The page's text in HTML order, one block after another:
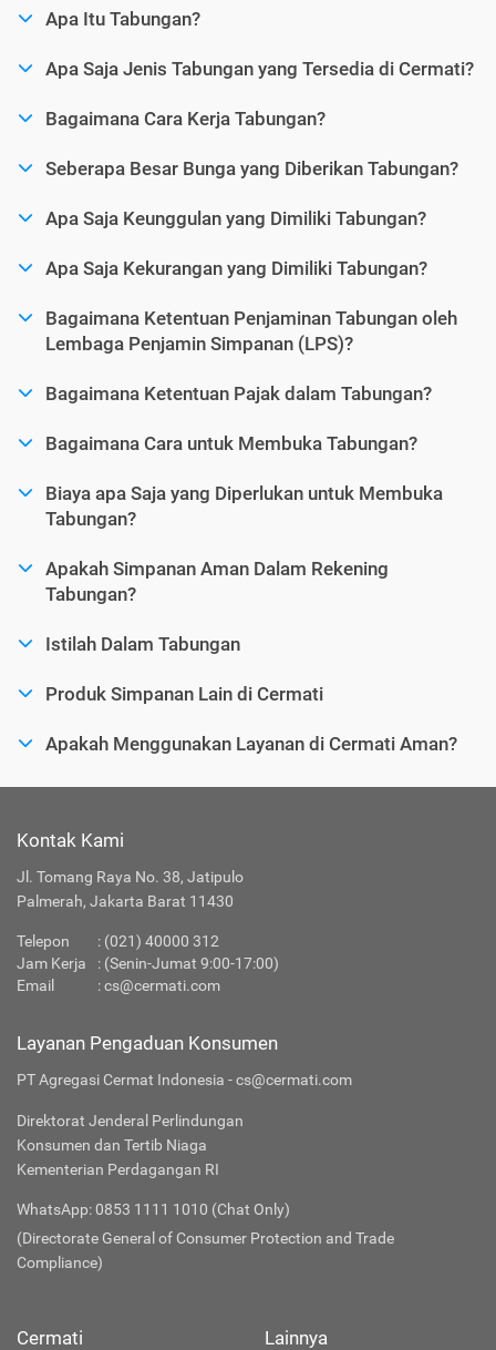
Apa Itu Tabungan?
Apa Saja Jenis Tabungan yang Tersedia di Cermati?
Bagaimana Cara Kerja Tabungan?
Seberapa Besar Bunga yang Diberikan Tabungan?
Apa Saja Keunggulan yang Dimiliki Tabungan?
Apa Saja Kekurangan yang Dimiliki Tabungan?
Bagaimana Ketentuan Penjaminan Tabungan oleh
Lembaga Penjamin Simpanan (LPS)?
Bagaimana Ketentuan Pajak dalam Tabungan?
Bagaimana Cara untuk Membuka Tabungan?
Biaya apa Saja yang Diperlukan untuk Membuka
Tabungan?
Apakah Simpanan Aman Dalam Rekening
Tabungan?
Istilah Dalam Tabungan
Produk Simpanan Lain di Cermati
Apakah Menggunakan Layanan di Cermati Aman?
Kontak Kami
Jl. Tomang Raya No. 38, Jatipulo
Palmerah, Jakarta Barat 11430
Telepon : (021) 40000 312
Jam Kerja
: (Senin-Jumat 9:00-17:00)
Email
:cs@cermati.com
Layanan Pengaduan Konsumen
PT Agregasi Cermat Indonesia - cs@cermati.com
Direktorat Jenderal Perlindungan
Konsumen dan Tertib Niaga
Kementerian Perdagangan RI
WhatsApp: 0853 1111 1010 (Chat Only)
(Directorate General of Consumer Protection and Trade
Compliance)
Cermati Lainnya